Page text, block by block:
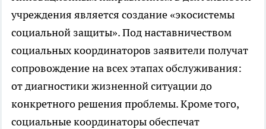
учреждения является создание «экосистемы
социальной защиты». Под наставничеством
социальных координаторов заявители получат
сопровождение на всех этапах обслуживания:
от диагностики жизненной ситуации до
конкретного решения проблемы. Кроме того,
социальные координаторы обеспечат